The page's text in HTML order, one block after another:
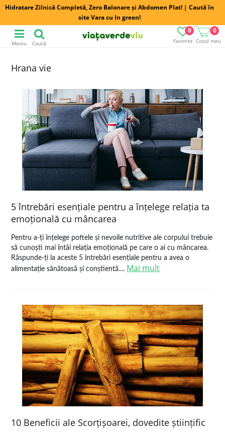
Hidratare Zilnică Completă, Zero Balonare și Abdomen Plat! | Caută în
site Vara cu In green!
Favorite
0
Coșul meu
0
Meniu Caută
Hrana vie
5 întrebări esențiale pentru a înțelege relația ta
emoțională cu mâncarea
Pentru a-ți înțelege poftele și nevoile nutritive ale corpului trebuie
să cunoști mai întâi relația emoțională pe care o ai cu mâncarea.
Răspunde-ți la aceste 5 întrebări esențiale pentru a avea o
alimentație sănătoasă și conștientă.... Mai mult
10 Beneficii ale Scorțișoarei, dovedite științific